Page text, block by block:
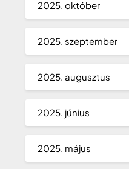
2025. október
2025. szeptember
2025. augusztus
2025. június
2025. május